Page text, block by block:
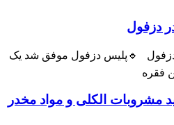
🔹پلیس دزفول موفق شد یک
الکلی و مواد مخدر